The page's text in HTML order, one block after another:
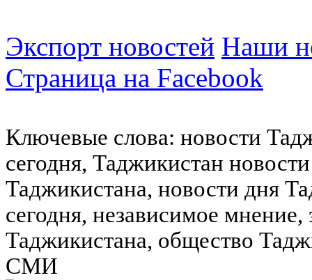
Экспорт новостей Наши
Страница на Facebook
Ключевые слова: новости
сегодня, Таджикистан
Таджикистана, новости дня
сегодня, независимое
Таджикистана, общество
СМИ